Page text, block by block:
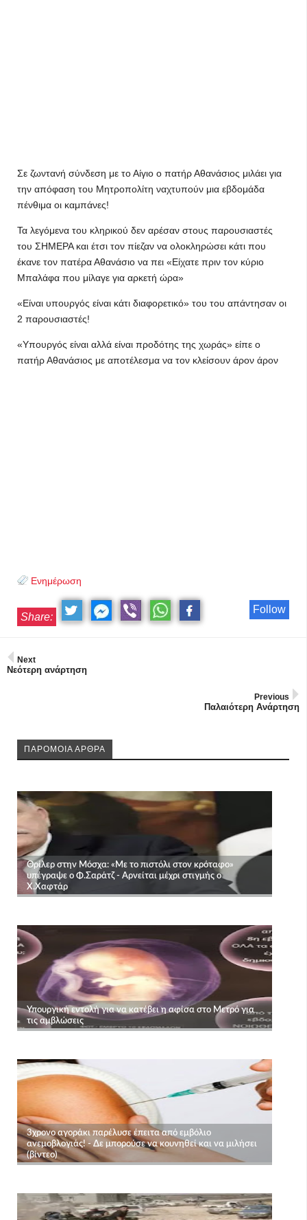
Σε ζωντανή σύνδεση με το Αίγιο ο πατήρ Αθανάσιος μιλάει για
την απόφαση του Μητροπολίτη ναχτυπούν μια εβδομάδα
πένθιμα οι καμπάνες!
Τα λεγόμενα του κληρικού δεν αρέσαν στους παρουσιαστές
του ΣΗΜΕΡΑ και έτσι τον πίεζαν να ολοκληρώσει κάτι που
έκανε τον πατέρα Αθανάσιο να πει «Είχατε πριν τον κύριο
Μπαλάφα που μίλαγε για αρκετή ώρα»
«Είναι υπουργός είναι κάτι διαφορετικό» του του απάντησαν οι
2 παρουσιαστές!
«Υπουργός είναι αλλά είναι προδότης της χωράς» είπε ο
πατήρ Αθανάσιος με αποτέλεσμα να τον κλείσουν άρον άρον
Ενημέρωση
Follow
Share:
Next
Νεότερη ανάρτηση
Previous
Παλαιότερη Ανάρτηση
ΠΑΡΟΜΟΙΑ ΑΡΘΡΑ